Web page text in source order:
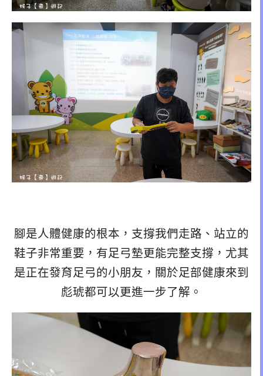
腳是人體健康的根本，支撐我們走路、站立的
鞋子非常重要，有足弓墊更能完整支撐，尤其
是正在發育足弓的小朋友，關於足部健康來到
彪琥都可以更進一步了解。